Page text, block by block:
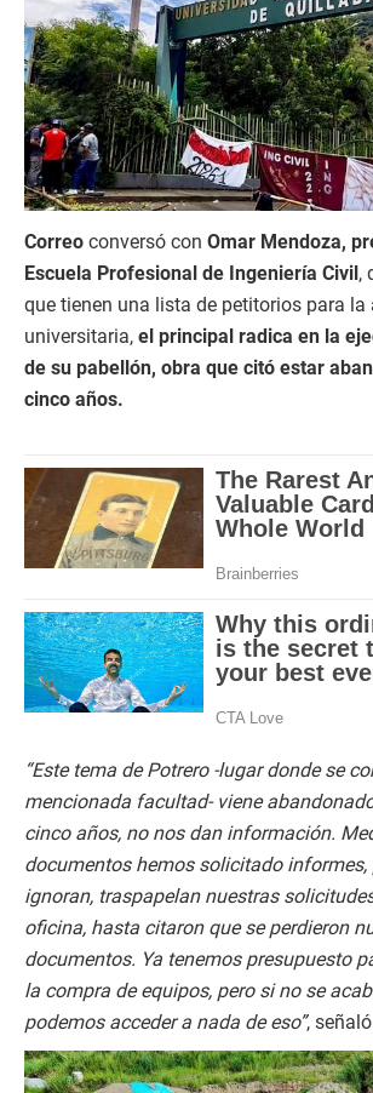
Correo conversó con Omar Mendoza,
Escuela Profesional de Ingeniería Civil ,
que tienen una lista de petitorios para la
universitaria, el principal radica en la
de su pabellón, obra que citó estar
cinco años.
“Este tema de Potrero -lugar donde se
mencionada facultad- viene
cinco años, no nos dan información.
documentos hemos solicitado informes,
ignoran, traspapelan nuestras
oficina, hasta citaron que se perdieron
documentos. Ya tenemos presupuesto
la compra de equipos, pero si no se
podemos acceder a nada de eso”,